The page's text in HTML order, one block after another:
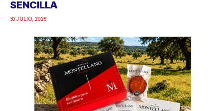
SENCILLA
30 JULIO, 2026